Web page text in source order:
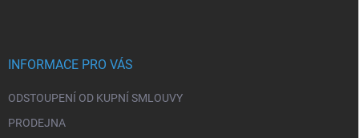
INFORMACE PRO VÁS
ODSTOUPENÍ OD KUPNÍ SMLOUVY
PRODEJNA